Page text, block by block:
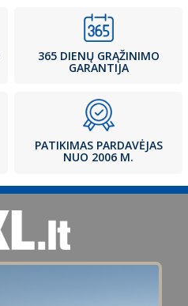
365 DIENŲ GRĄŽINIMO
GARANTIJA
PATIKIMAS PARDAVĖJAS
NUO 2006 M.